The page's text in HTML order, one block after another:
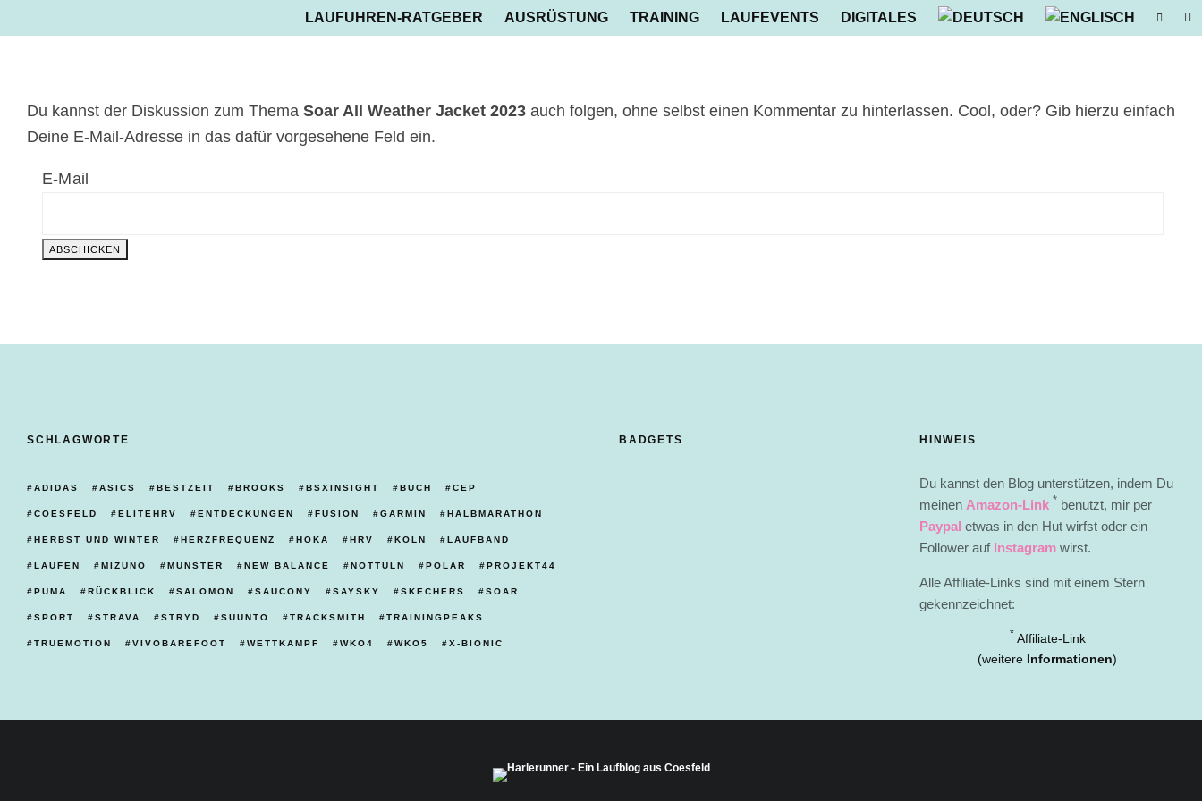
LAUFUHREN-RATGEBER AUSRÜSTUNG TRAINING LAUFEVENTS DIGITALES
Du kannst der Diskussion zum Thema Soar All Weather Jacket 2023 auch folgen, ohne selbst einen Kommentar zu hinterlassen. Cool, oder? Gib hierzu einfach
Deine E-Mail-Adresse in das dafür vorgesehene Feld ein.
E-Mail
SCHLAGWORTE
ADIDAS ASICS BESTZEIT BROOKS BSXINSIGHT BUCH CEP
COESFELD ELITEHRV ENTDECKUNGEN FUSION GARMIN HALBMARATHON
HERBST UND WINTER HERZFREQUENZ HOKA HRV KÖLN LAUFBAND
LAUFEN MIZUNO MÜNSTER NEW BALANCE NOTTULN POLAR PROJEKT44
PUMA RÜCKBLICK SALOMON SAUCONY SAYSKY SKECHERS SOAR
SPORT STRAVA STRYD SUUNTO TRACKSMITH TRAININGPEAKS
TRUEMOTION VIVOBAREFOOT WETTKAMPF WKO4 WKO5 X-BIONIC
BADGETS HINWEIS
Du kannst den Blog unterstützen, indem Du
meinen Amazon-Link * benutzt, mir per
Paypal etwas in den Hut wirfst oder ein
Follower auf Instagram wirst.
Alle Affiliate-Links sind mit einem Stern
gekennzeichnet:
* Affiliate-Link
(weitere Informationen)